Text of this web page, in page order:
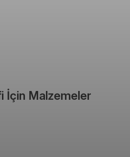
İçin Malzemeler